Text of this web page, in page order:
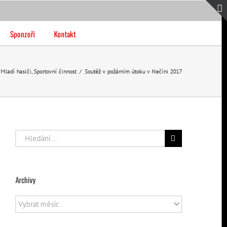
Sponzoři Kontakt
Mladí hasiči,Sportovní činnost / Soutěž v požárním útoku v Nečíni 2017
Hledat:
Archivy
Archivy